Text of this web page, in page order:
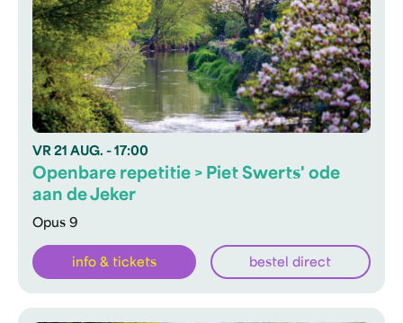
VR 21 AUG. - 17:00
Opus 9
Openbare repetitie > Piet Swerts' ode
aan de Jeker
info & tickets bestel direct